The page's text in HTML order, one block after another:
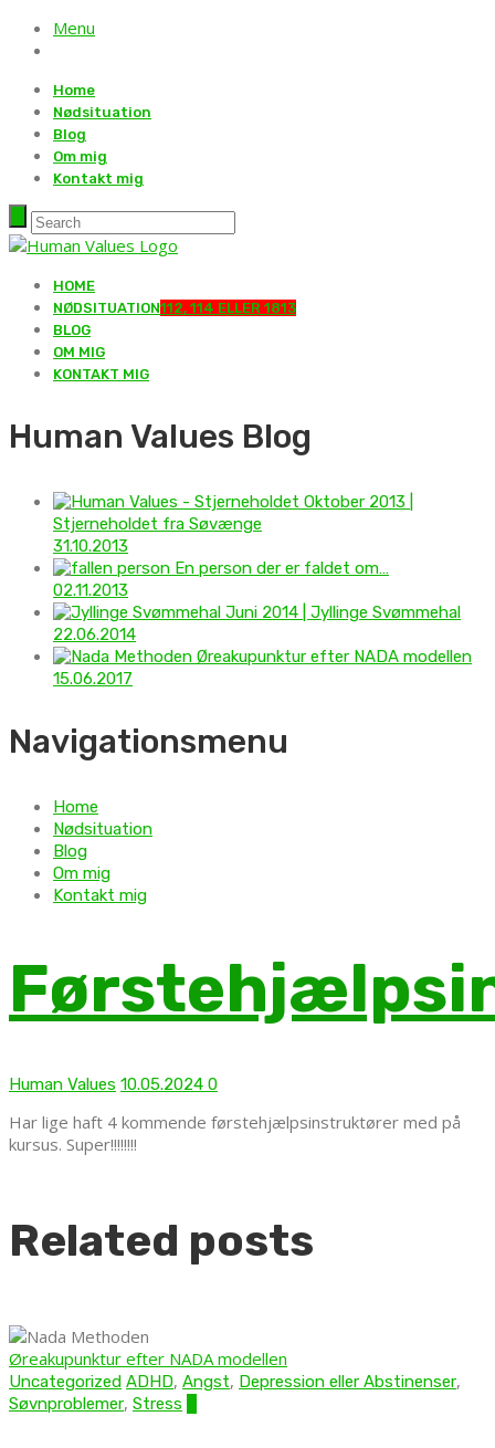
Menu
Home
Nødsituation
Blog
Om mig
Kontakt mig
HOME
NØDSITUATION112, 114 ELLER 1813
BLOG
OM MIG
KONTAKT MIG
Human Values Blog
Oktober 2013 |
Stjerneholdet fra Søvænge
31.10.2013
En person der er faldet om…
02.11.2013
Juni 2014 | Jyllinge Svømmehal
22.06.2014
Øreakupunktur efter NADA modellen
15.06.2017
Navigationsmenu
Home
Nødsituation
Blog
Om mig
Kontakt mig
Human Values 10.05.2024 0
Har lige haft 4 kommende førstehjælpsinstruktører med på
kursus. Super!!!!!!!!
Related posts
Øreakupunktur efter NADA modellen
Uncategorized ADHD, Angst, Depression eller Abstinenser,
Søvnproblemer, Stress